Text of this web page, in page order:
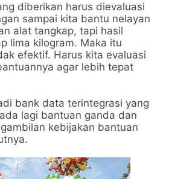
diberikan harus dievaluasi
sampai kita bantu nelayan
alat tangkap, tapi hasil
lima kilogram. Maka itu
efektif. Harus kita evaluasi
agar lebih tepat
bank data terintegrasi yang
lagi bantuan ganda dan
kebijakan bantuan